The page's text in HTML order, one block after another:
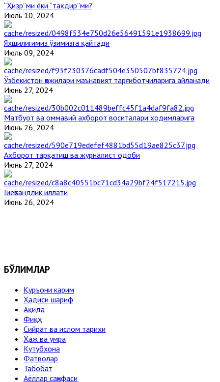
“Ҳизр”ми ёки “тақдир”ми?
Июль 10, 2024
Яхшилигимиз ўзимизга қайтади
Июль 09, 2024
Ўзбекистон ҳожилари маънавият тарғиботчиларига айланади
Июнь 27, 2024
Матбуот ва оммавий ахборот воситалари ходимларига
Июнь 26, 2024
Ахборот тарқатиш ва журналист одоби
Июнь 27, 2024
Гиёҳвандлик иллати
Июнь 26, 2024
БЎЛИМЛАР
Қуръони карим
Ҳадиси шариф
Ақида
Фиқҳ
Сийрат ва ислом тарихи
Ҳаж ва умра
Кутубхона
Фатволар
Табобат
Аёллар саҳифаси